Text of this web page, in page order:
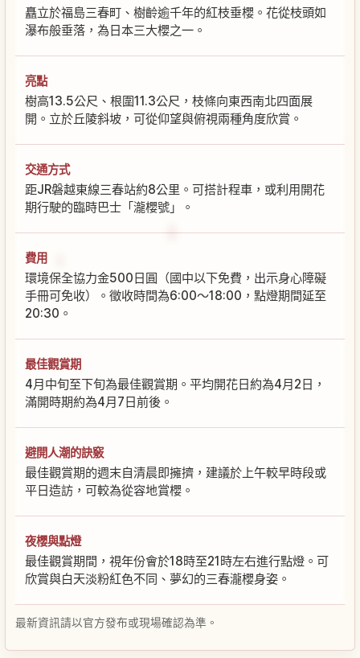
矗立於福島三春町、樹齡逾千年的紅枝垂櫻。花從枝頭如
瀑布般垂落，為日本三大櫻之一。
亮點
樹高13.5公尺、根圍11.3公尺，枝條向東西南北四面展
開。立於丘陵斜坡，可從仰望與俯視兩種角度欣賞。
交通方式
距JR磐越東線三春站約8公里。可搭計程車，或利用開花
期行駛的臨時巴士「瀧櫻號」。
費用
環境保全協力金500日圓（國中以下免費，出示身心障礙
手冊可免收）。徵收時間為6:00～18:00，點燈期間延至
20:30。
最佳觀賞期
4月中旬至下旬為最佳觀賞期。平均開花日約為4月2日，
滿開時期約為4月7日前後。
避開人潮的訣竅
最佳觀賞期的週末自清晨即擁擠，建議於上午較早時段或
平日造訪，可較為從容地賞櫻。
夜櫻與點燈
最佳觀賞期間，視年份會於18時至21時左右進行點燈。可
欣賞與白天淡粉紅色不同、夢幻的三春瀧櫻身姿。
最新資訊請以官方發布或現場確認為準。